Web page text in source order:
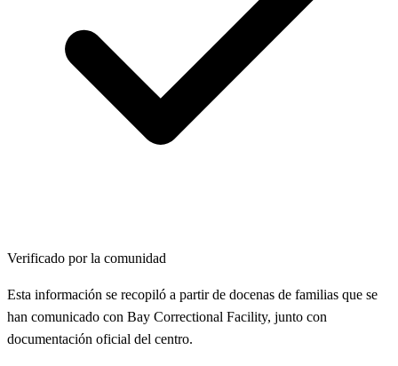
Verificado por la comunidad
Esta información se recopiló a partir de docenas de familias que se
han comunicado con Bay Correctional Facility, junto con
documentación oficial del centro.